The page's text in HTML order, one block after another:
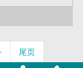
尾页